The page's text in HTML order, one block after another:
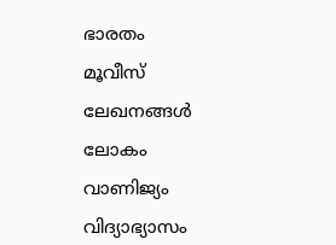
ഭാരതം
മൂവീസ്
ലേഖനങ്ങള്‍
ലോകം
വാണിജ്യം
വിദ്യാഭ്യാസം